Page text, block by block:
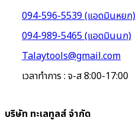
094-596-5539 (แอดมินหยก)
094-989-5465 (แอดมินนก)
Talaytools@gmail.com
เวลาทำการ : จ-ส 8:00-17:00
บริษัท ทะเลทูลส์ จำกัด